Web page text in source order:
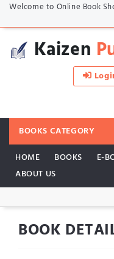
Welcome to Online Book
Kaizen
BOOKS CATEGORY
HOME
BOOKS E-
ABOUT US
BOOK